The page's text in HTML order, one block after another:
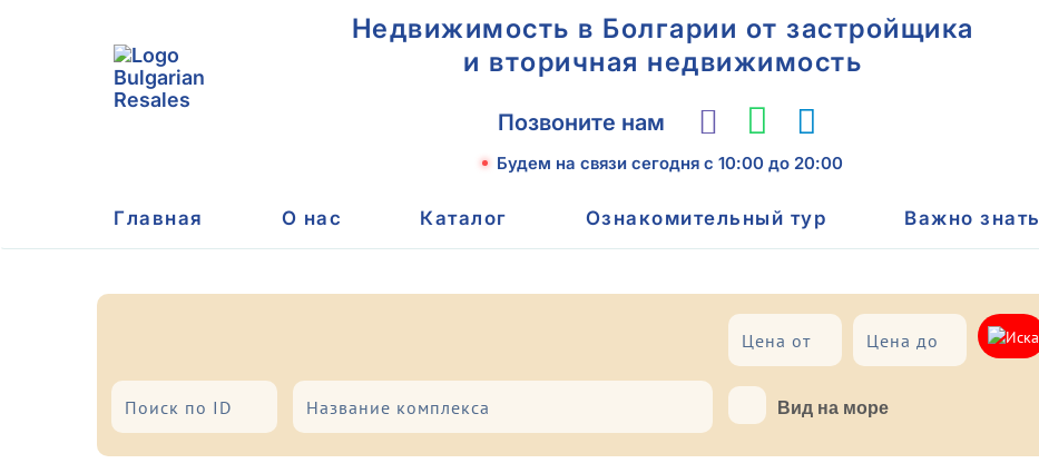
Недвижимость в Болгарии от застройщика
и вторичная недвижимость
Позвоните нам
Будем на связи сегодняс 10:00 до 20:00
Главная О нас Каталог Ознакомительный тур Важно знать
Вид на море